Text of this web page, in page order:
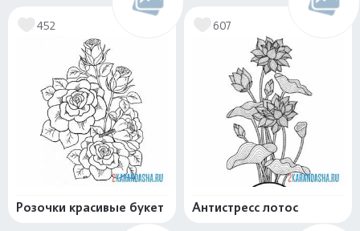
452
Розочки красивые букет
607
Антистресс лотос